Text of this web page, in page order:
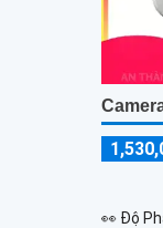
️👀 Độ